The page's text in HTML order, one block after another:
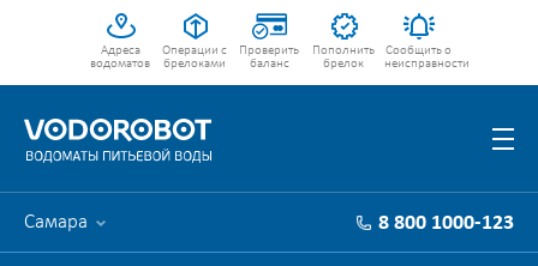
Адреса
водоматов
Операции с
брелоками
Проверить
баланс
Пополнить
брелок
Сообщить о
неисправности
Самара 8 800 1000-123